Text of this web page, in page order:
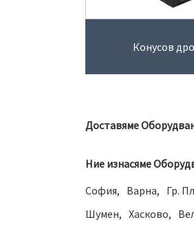
Конусов
Доставяме
Ние изнасяме
София
Варна Гр.
Шумен
Хасково